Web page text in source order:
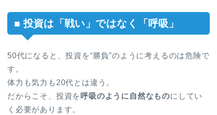
■ 投資は「戦い」ではなく「呼吸」
50代になると、投資を“勝負”のように考えるのは危険で
す。
体力も気力も20代とは違う。
だからこそ、投資を 呼吸のように自然なものにしてい
く必要があります。